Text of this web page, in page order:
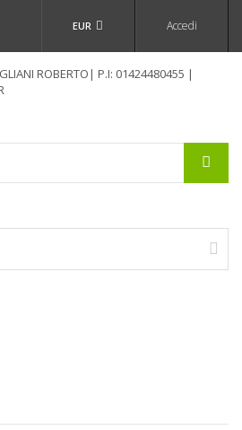
Accedi
EUR